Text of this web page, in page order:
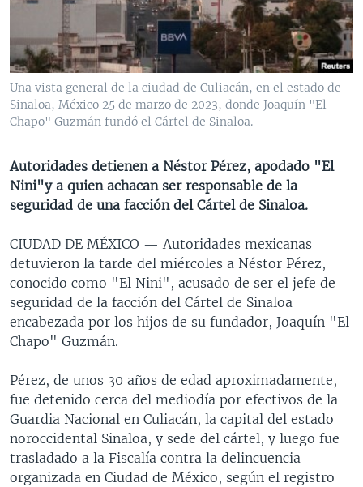
VENEZUELA
BRASIL
NICARAGUA
ECONOMÍA
ENTRETENIMIENTO Y CULTURA
TECNOLOGÍA
DEPORTES
CIENCIA Y SALUD
MULTIMEDIA
VIDEOS
FOTOGRAFÍA
AUDIOS
PROGRAMAS TV
EL MUNDO AL DÍA
FORO INTERAMERICANO
VISIÓN 360
LAS CLAVES
PANORAMA
RADIO
AVANCE INFORMATIVO
AUDIONOTICIAS
BUENOS DÍAS AMÉRICA
ESTADOS UNIDOS AL DÍA
FORO [RADIO]
DEPORTIVO INTERNACIONAL
NOTA ECONÓMICA
ENTRETENIMIENTO
DIRECT
DOCUMENTALES DE LA VOA
Learning English
SÍGANOS
Idiomas
Una vista general de la ciudad de Culiacán, en el estado de
Sinaloa, México 25 de marzo de 2023, donde Joaquín "El
Chapo" Guzmán fundó el Cártel de Sinaloa.
Autoridades detienen a Néstor Pérez, apodado "El
Nini"y a quien achacan ser responsable de la
seguridad de una facción del Cártel de Sinaloa.
CIUDAD DE MÉXICO — Autoridades mexicanas
detuvieron la tarde del miércoles a Néstor Pérez,
conocido como "El Nini", acusado de ser el jefe de
seguridad de la facción del Cártel de Sinaloa
encabezada por los hijos de su fundador, Joaquín "El
Chapo" Guzmán.
Pérez, de unos 30 años de edad aproximadamente,
fue detenido cerca del mediodía por efectivos de la
Guardia Nacional en Culiacán, la capital del estado
noroccidental Sinaloa, y sede del cártel, y luego fue
trasladado a la Fiscalía contra la delincuencia
organizada en Ciudad de México, según el registro